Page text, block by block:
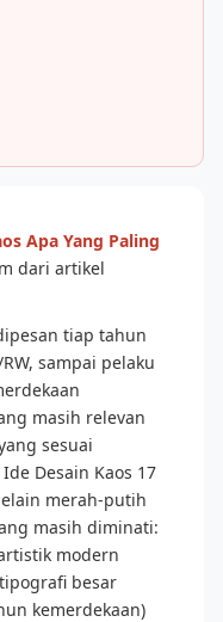
Apa Yang Paling
dari artikel
tiap tahun
sampai pelaku
masih relevan
sesuai
Desain Kaos 17
merah-putih
masih diminati:
modern
besar
kemerdekaan)